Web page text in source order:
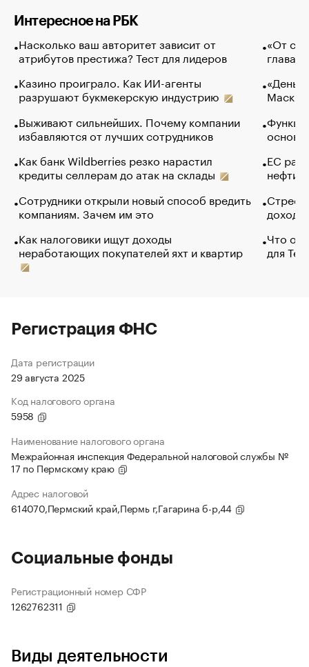
Интересное на РБК
Насколько ваш авторитет зависит от
атрибутов престижа? Тест для лидеров
Казино проиграло. Как ИИ-агенты
разрушают букмекерскую индустрию
Выживают сильнейших. Почему компании
избавляются от лучших сотрудников
Как банк Wildberries резко нарастил
кредиты селлерам до атак на склады
Сотрудники открыли новый способ вредить
компаниям. Зачем им это
Как налоговики ищут доходы
неработающих покупателей яхт и квартир
«От
глава
Маск в
основ
ЕС
нефти
Что
для
Регистрация ФНС
Дата регистрации
29 августа 2025
Код налогового органа
5958
Наименование налогового органа
Межрайонная инспекция Федеральной налоговой службы №
17 по Пермскому краю
Адрес налоговой
614070,Пермский край,Пермь г,Гагарина б-р,44
Социальные фонды
Регистрационный номер СФР
1262762311
Виды деятельности